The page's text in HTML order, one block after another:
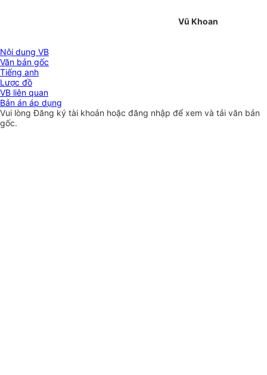
Vũ Khoan
Nội dung VB
Văn bản gốc
Tiếng anh
Lược đồ
VB liên quan
Bản án áp dụng
Vui lòngĐăng ký tài khoản hoặc đăng nhập để xem và tải văn bản
gốc.